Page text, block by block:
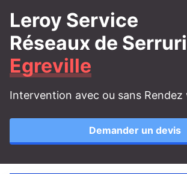
Leroy Service
Réseaux de
Egreville
Intervention avec ou sans Rendez
Demander un devis